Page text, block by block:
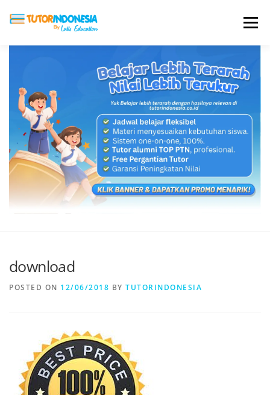
Menu
ABOUT US JADI PENGAJAR
BIAYA LES TESTIMONI PROFIL ALUMNI
BLOG DAFTAR SEKOLAH
download
POSTED ON 12/06/2018 BY TUTORINDONESIA